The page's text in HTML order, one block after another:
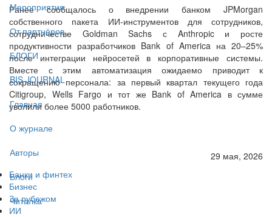
Мероприятия
От партнёров
БЛОГИ
BIS JOURNAL
Главная
О журнале
Авторы
Блоги
Читалка
Ранее сообщалось о внедрении банком JPMorgan
собственного пакета ИИ-инструментов для сотрудников,
сотрудничестве Goldman Sachs с Anthropic и росте
продуктивности разработчиков Bank of America на 20–25%
после интеграции нейросетей в корпоративные системы.
Вместе с этим автоматизация ожидаемо приводит к
сокращению персонала: за первый квартал текущего года
Citigroup, Wells Fargo и тот же Bank of America в сумме
уволили более 5000 работников.
29 мая, 2026
Банки и финтех
Бизнес
За рубежом
ИИ